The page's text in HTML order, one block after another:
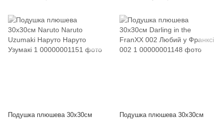
Подушка плюшева 30х30см
Подушка плюшева 30х30см